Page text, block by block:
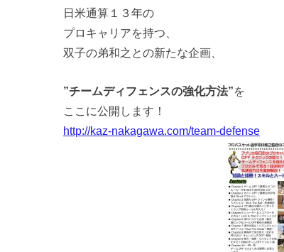
日米通算１３年の
プロキャリアを持つ、
双子の弟和之との新たな企画、
”チームディフェンスの強化方法”を
ここに公開します！
http://kaz-nakagawa.com/team-defense